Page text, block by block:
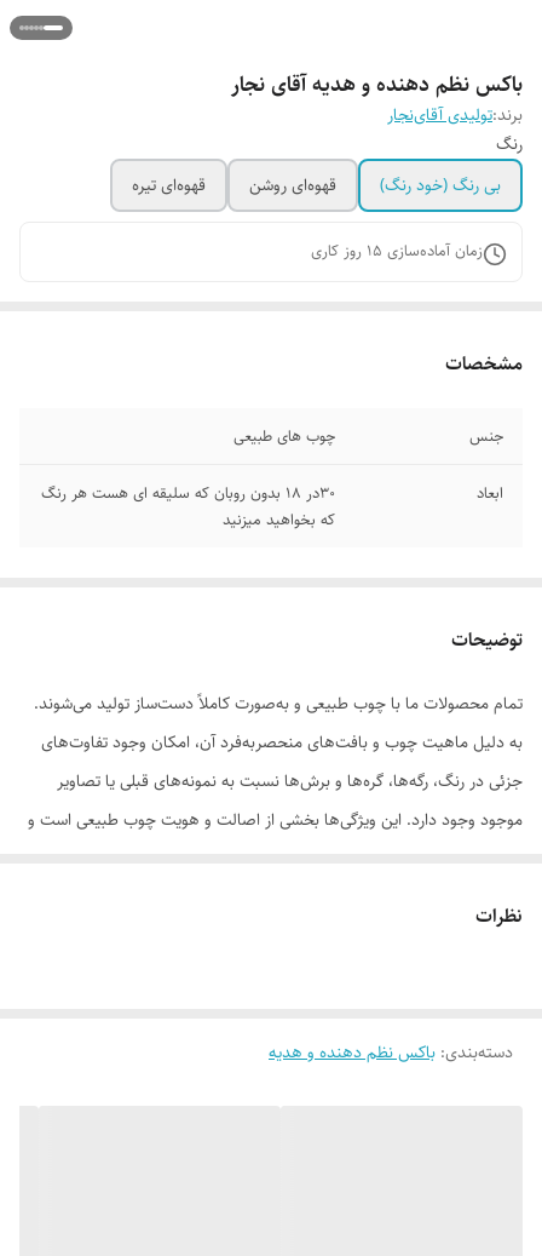
باکس نظم دهنده و هدیه آقای نجار
برند:تولیدی آقای‌نجار
رنگ
بی رنگ (خود رنگ)
قهوه‌ای روشن قهوه‌ای تیره
زمان آماده‌سازی 15 روز کاری
مشخصات
جنس چوب های طبیعی
ابعاد
۳۰در ۱۸ بدون روبان که سلیقه ای هست هر رنگ
که بخواهید میزنید
توضیحات
تمام محصولات ما با چوب طبیعی و به‌صورت کاملاً دست‌ساز تولید می‌شوند.
به دلیل ماهیت چوب و بافت‌های منحصر‌به‌فرد آن، امکان وجود تفاوت‌های
جزئی در رنگ، رگه‌ها، گره‌ها و برش‌ها نسبت به نمونه‌های قبلی یا تصاویر
موجود وجود دارد. این ویژگی‌ها بخشی از اصالت و هویت چوب طبیعی است و
سفارش به‌منزله‌ی پذیرش این موارد و آگاهی از ویژگی‌های طبیعی چوب هست
نظرات
دسته‌بندی: باکس نظم دهنده و هدیه